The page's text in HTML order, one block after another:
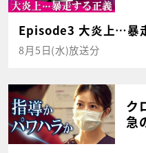
Episode3 大炎上…暴
8月5日(水)放送分
ク
急